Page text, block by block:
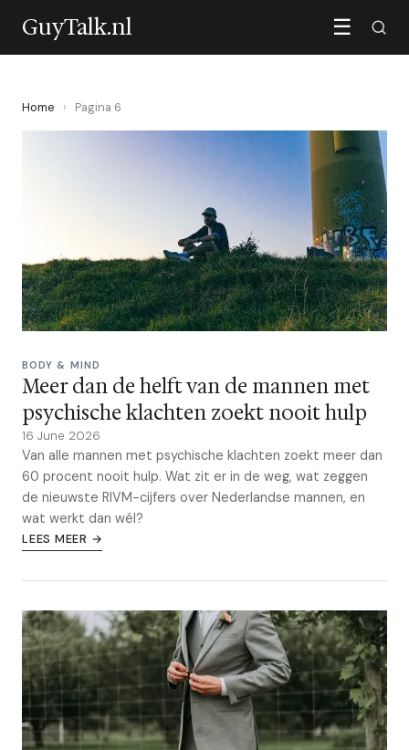
GuyTalk.nl ☰
Home › Pagina 6
BODY & MIND
Meer dan de helft van de mannen met
psychische klachten zoekt nooit hulp
16 June 2026
Van alle mannen met psychische klachten zoekt meer dan
60 procent nooit hulp. Wat zit er in de weg, wat zeggen
de nieuwste RIVM-cijfers over Nederlandse mannen, en
wat werkt dan wél?
LEES MEER →